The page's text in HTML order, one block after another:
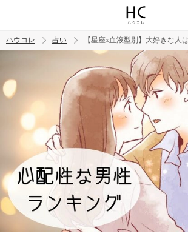
トレンド ワード
ハウコレ 占い 【星座x血液型別】大好きな